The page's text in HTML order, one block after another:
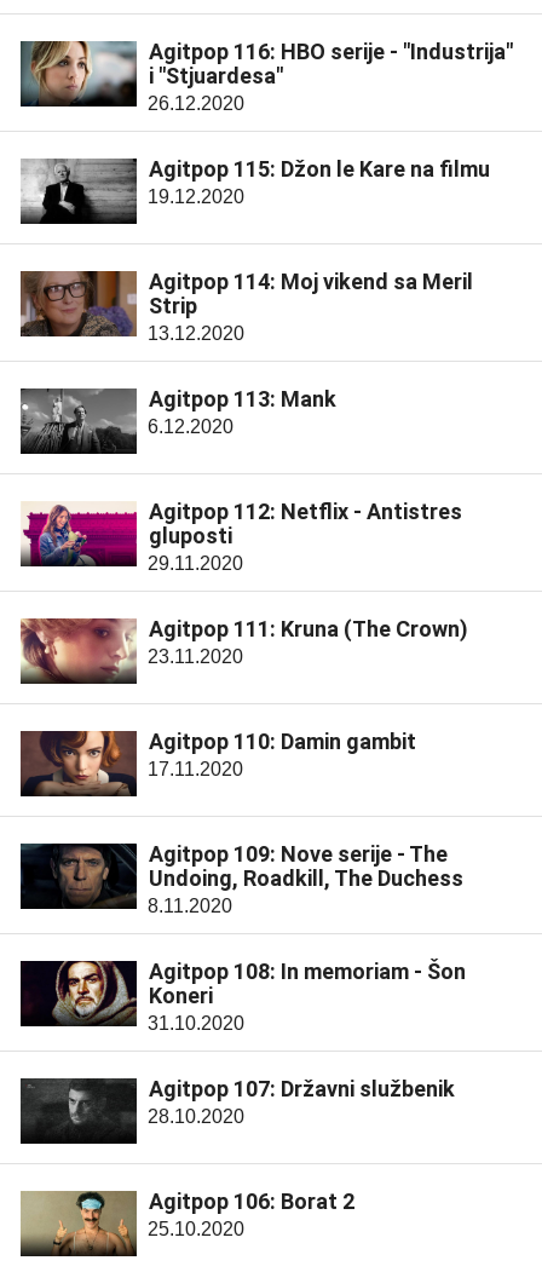
Agitpop 116: HBO serije - "Industrija"
i "Stjuardesa"
26.12.2020
Agitpop 115: Džon le Kare na filmu
19.12.2020
Agitpop 114: Moj vikend sa Meril
Strip
13.12.2020
Agitpop 113: Mank
6.12.2020
Agitpop 112: Netflix - Antistres
gluposti
29.11.2020
Agitpop 111: Kruna (The Crown)
23.11.2020
Agitpop 110: Damin gambit
17.11.2020
Agitpop 109: Nove serije - The
Undoing, Roadkill, The Duchess
8.11.2020
Agitpop 108: In memoriam - Šon
Koneri
31.10.2020
Agitpop 107: Državni službenik
28.10.2020
Agitpop 106: Borat 2
25.10.2020